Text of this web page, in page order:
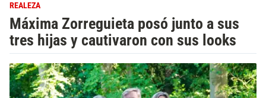
REALEZA
Máxima Zorreguieta posó junto a sus
tres hijas y cautivaron con sus looks